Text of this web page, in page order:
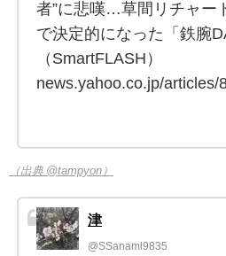
者”に悲嘆…草間リチャー
で決定的になった「鉄腕
（SmartFLASH）
news.yahoo.co.jp/
（出典 @tampyon）
津
@SSanaml9835